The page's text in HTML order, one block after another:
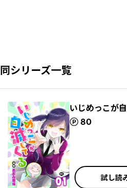
同シリーズ一覧
いじめっこが
80
ポイント
試し読